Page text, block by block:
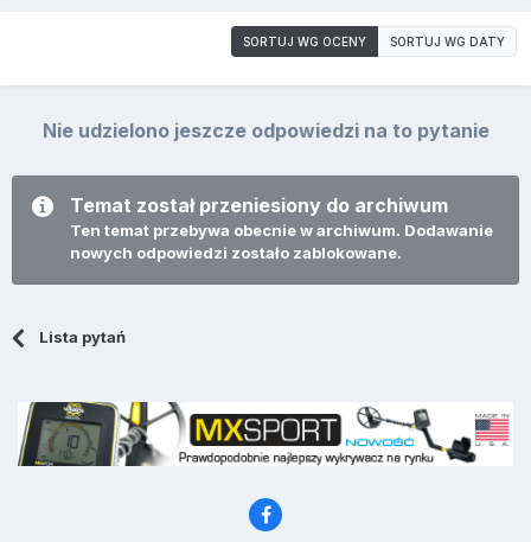
SORTUJ WG OCENY SORTUJ WG DATY
Nie udzielono jeszcze odpowiedzi na to pytanie
Temat został przeniesiony do archiwum
Ten temat przebywa obecnie w archiwum. Dodawanie
nowych odpowiedzi zostało zablokowane.
Lista pytań